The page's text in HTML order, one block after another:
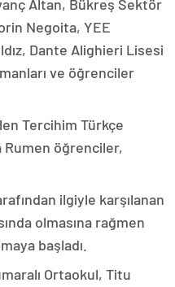
Altan, Bükreş Sektör
Negoita, YEE
Dante Alighieri Lisesi
ve öğrenciler
Tercihim Türkçe
Rumen öğrenciler,
ilgiyle karşılanan
olmasına rağmen
başladı.
Ortaokul, Titu